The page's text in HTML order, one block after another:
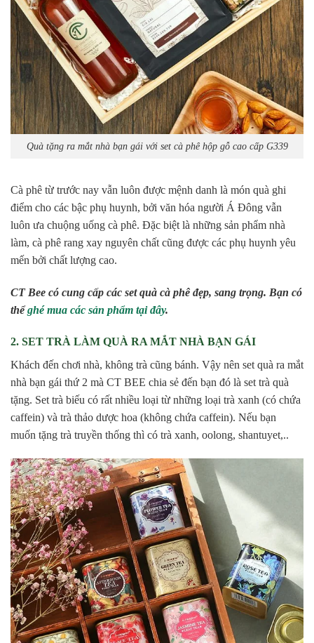
Quà tặng ra mắt nhà bạn gái với set cà phê hộp gỗ cao cấp G339
Cà phê từ trước nay vẫn luôn được mệnh danh là món quà ghi
điểm cho các bậc phụ huynh, bởi văn hóa người Á Đông vẫn
luôn ưa chuộng uống cà phê. Đặc biệt là những sản phẩm nhà
làm, cà phê rang xay nguyên chất cũng được các phụ huynh yêu
mến bởi chất lượng cao.
CT Bee có cung cấp các set quà cà phê đẹp, sang trọng. Bạn có
thểghé mua các sản phẩm tại đây.
2. SET TRÀ LÀM QUÀ RA MẮT NHÀ BẠN GÁI
Khách đến chơi nhà, không trà cũng bánh. Vậy nên set quà ra mắt
nhà bạn gái thứ 2 mà CT BEE chia sẻ đến bạn đó là set trà quà
tặng. Set trà biếu có rất nhiều loại từ những loại trà xanh (có chứa
caffein) và trà thảo dược hoa (không chứa caffein). Nếu bạn
muốn tặng trà truyền thống thì có trà xanh, oolong, shantuyet,..